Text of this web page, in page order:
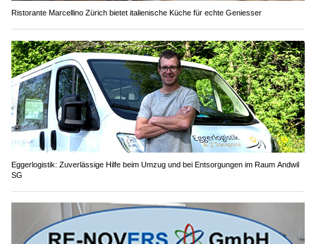
Ristorante Marcellino Zürich bietet italienische Küche für echte Geniesser
Eggerlogistik: Zuverlässige Hilfe beim Umzug und bei Entsorgungen im Raum Andwil
SG